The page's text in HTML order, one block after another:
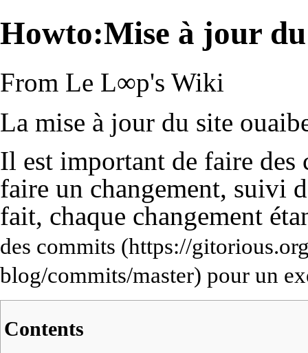
Howto:Mise à jour
From Le L∞p's Wiki
La mise à jour du site
Il est important de faire des
faire un changement, suivi
fait, chaque changement
des commits
pour un
Contents